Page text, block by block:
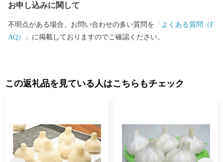
まちづくりのテーマの各事業に対する貴重な財源として活用させ
お申し込みに関して
不明点がある場合、お問い合わせの多い質問を 「よくある質問（F
AQ）」 に掲載しておりますのでご確認ください。
この返礼品を見ている人はこちらもチェック